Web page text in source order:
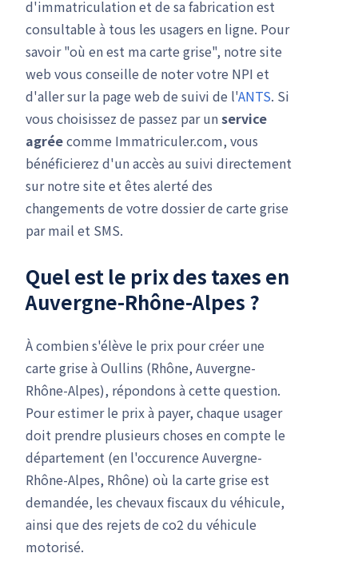
d'immatriculation et de sa fabrication est
consultable à tous les usagers en ligne. Pour
savoir "où en est ma carte grise", notre site
web vous conseille de noter votre NPI et
d'aller sur la page web de suivi de l'ANTS. Si
vous choisissez de passez par unservice
agréecomme Immatriculer.com, vous
bénéficierez d'un accès au suivi directement
sur notre site et êtes alerté des
changements de votre dossier de carte grise
par mail et SMS.
Quel est le prix des taxes en
Auvergne-Rhône-Alpes ?
À combien s'élève le prix pour créer une
carte grise à Oullins (Rhône, Auvergne-
Rhône-Alpes), répondons à cette question.
Pour estimer le prix à payer, chaque usager
doit prendre plusieurs choses en compte le
département (en l'occurence Auvergne-
Rhône-Alpes, Rhône) où la carte grise est
demandée, les chevaux fiscaux du véhicule,
ainsi que des rejets de co2 du véhicule
motorisé.